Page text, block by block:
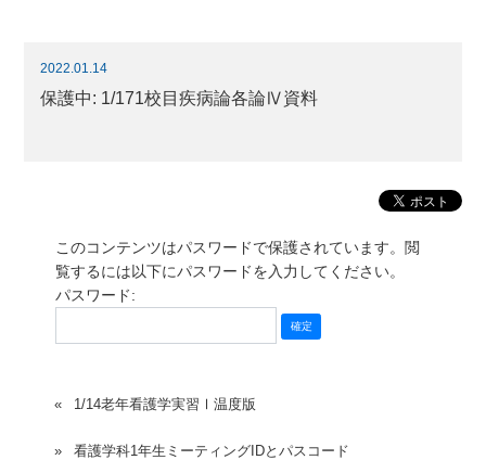
2022.01.14
保護中: 1/171校目疾病論各論Ⅳ資料
このコンテンツはパスワードで保護されています。閲
覧するには以下にパスワードを入力してください。
パスワード:
1/14老年看護学実習Ⅰ温度版
看護学科1年生ミーティングIDとパスコード